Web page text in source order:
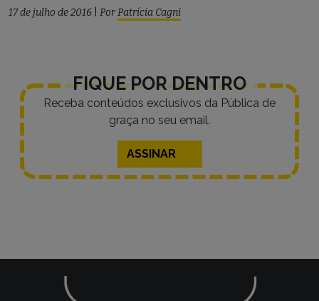
17 de julho de 2016 PorPatrícia Cagni
FIQUE POR DENTRO
Receba conteúdos exclusivos da Pública de
graça no seu email.
ASSINAR